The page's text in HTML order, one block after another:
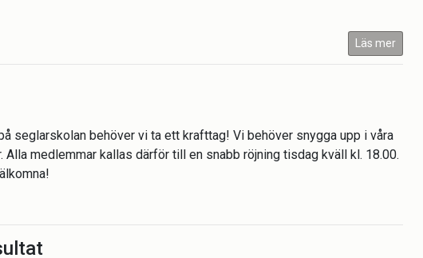
Läs mer
seglarskolan behöver vi ta ett krafttag! Vi behöver snygga upp i våra
medlemmar kallas därför till en snabb röjning tisdag kväll kl. 18.00.